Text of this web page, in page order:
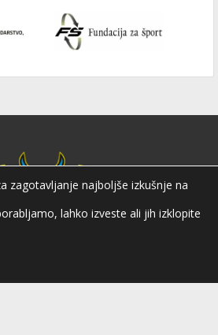
zagotavljanje najboljše izkušnje na
lahko izveste ali jih izklopite